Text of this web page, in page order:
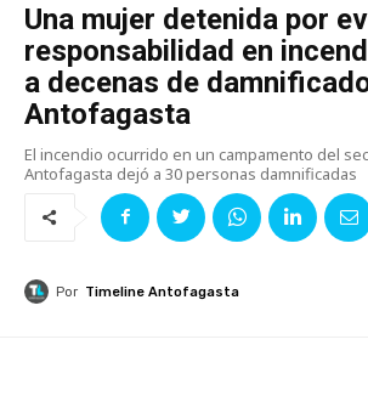
Una mujer detenida por
responsabilidad en
a decenas de
Antofagasta
El incendio ocurrido en un campamento del
Antofagasta dejó a 30 personas damnificadas
Por Timeline Antofagasta